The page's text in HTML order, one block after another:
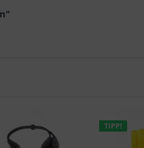
TIPP!